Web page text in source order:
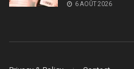
6 AOÛT 2026